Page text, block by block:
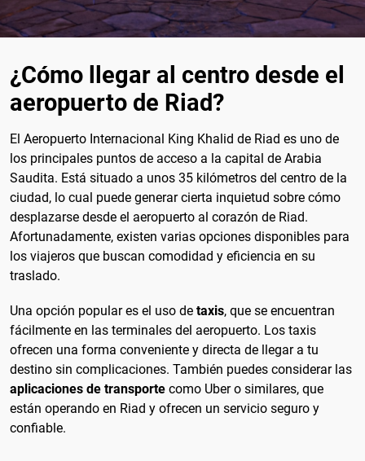
¿Cómo llegar al centro desde el
aeropuerto de Riad?
El Aeropuerto Internacional King Khalid de Riad es uno de
los principales puntos de acceso a la capital de Arabia
Saudita. Está situado a unos 35 kilómetros del centro de la
ciudad, lo cual puede generar cierta inquietud sobre cómo
desplazarse desde el aeropuerto al corazón de Riad.
Afortunadamente, existen varias opciones disponibles para
los viajeros que buscan comodidad y eficiencia en su
traslado.
Una opción popular es el uso de taxis, que se encuentran
fácilmente en las terminales del aeropuerto. Los taxis
ofrecen una forma conveniente y directa de llegar a tu
destino sin complicaciones. También puedes considerar las
aplicaciones de transporte como Uber o similares, que
están operando en Riad y ofrecen un servicio seguro y
confiable.